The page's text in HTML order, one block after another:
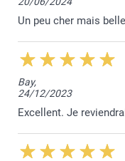
Un peu cher mais
Bay,
24/12/2023
Excellent. Je